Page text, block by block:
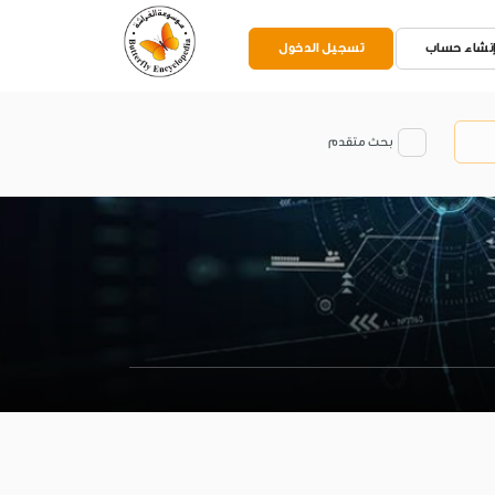
إنشاء حساب تسجيل الدخول
بحث متقدم